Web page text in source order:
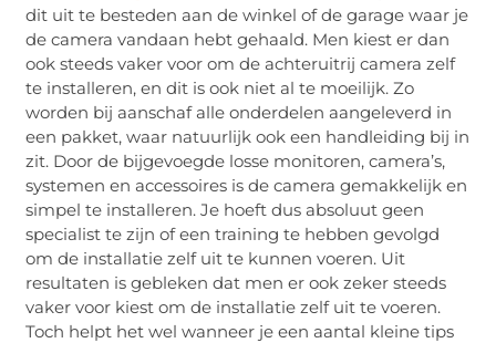
dit uit te besteden aan de winkel of de garage waar je
de camera vandaan hebt gehaald. Men kiest er dan
ook steeds vaker voor om de achteruitrij camera zelf
te installeren, en dit is ook niet al te moeilijk. Zo
worden bij aanschaf alle onderdelen aangeleverd in
een pakket, waar natuurlijk ook een handleiding bij in
zit. Door de bijgevoegde losse monitoren, camera’s,
systemen en accessoires is de camera gemakkelijk en
simpel te installeren. Je hoeft dus absoluut geen
specialist te zijn of een training te hebben gevolgd
om de installatie zelf uit te kunnen voeren. Uit
resultaten is gebleken dat men er ook zeker steeds
vaker voor kiest om de installatie zelf uit te voeren.
Toch helpt het wel wanneer je een aantal kleine tips